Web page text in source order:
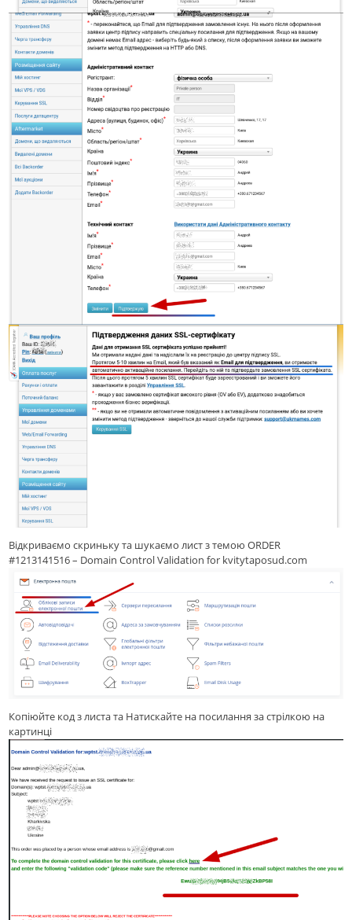
Відкриваємо скриньку та шукаємо лист з темою ORDER
#1213141516 – Domain Control Validation for kvitytaposud.com
Копіюйте код з листа та Натискайте на посилання за стрілкою на
картинці